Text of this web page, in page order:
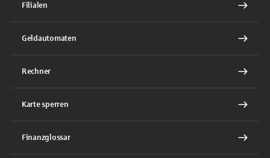
Filialen
Geldautomaten
Rechner
Karte sperren
Finanzglossar